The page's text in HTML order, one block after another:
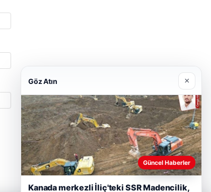
Göz Atın ×
Güncel Haberler
Kanada merkezli İliç'teki SSR Madencilik,